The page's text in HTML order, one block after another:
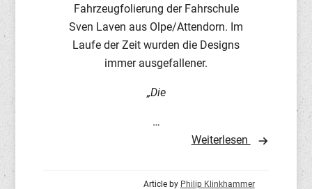
Fahrzeugfolierung der Fahrschule
Sven Laven aus Olpe/Attendorn. Im
Laufe der Zeit wurden die Designs
immer ausgefallener.
„Die
…
Weiterlesen
Article by Philip Klinkhammer